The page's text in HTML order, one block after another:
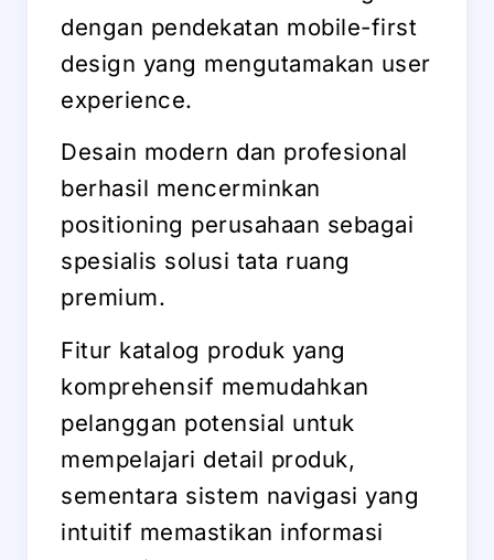
dengan pendekatan mobile-first
design yang mengutamakan user
experience.
Desain modern dan profesional
berhasil mencerminkan
positioning perusahaan sebagai
spesialis solusi tata ruang
premium.
Fitur katalog produk yang
komprehensif memudahkan
pelanggan potensial untuk
mempelajari detail produk,
sementara sistem navigasi yang
intuitif memastikan informasi